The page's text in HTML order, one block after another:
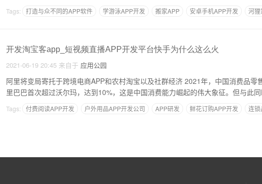
Tags: 打造与众不同的APP软件 学游泳APP开发 搬家APP 安卓手机APP开发 河狸
开发淘宝客app_短视频直播APP开发平台快手为什么这么火
2021-06-19 20:45 来自于 应用公园
阿里将变局寄托于跨境电商APP和农村淘宝以及社群经济 2021年，中国消费品零
里巴巴首次超过沃尔玛，达到10%，这是中国消费能力崛起的伟大象征。但与此同
Tags: 付费阅读APP开发 户外用品APP开发公司 APP研发 鲜花订购APP开发 连锁